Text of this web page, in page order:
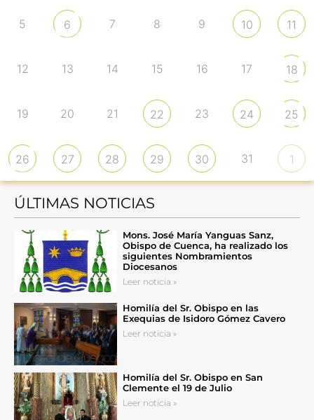
5 6 7 8 9 10 11
12 13 14 15 16 17 18
19 20 21 22 23 24 25
26 27 28 29 30 31 1
ÚLTIMAS NOTICIAS
Mons. José María Yanguas Sanz,
Obispo de Cuenca, ha realizado los
siguientes Nombramientos
Diocesanos
Leer noticia »
Homilía del Sr. Obispo en las
Exequias de Isidoro Gómez Cavero
Leer noticia »
Homilía del Sr. Obispo en San
Clemente el 19 de Julio
Leer noticia »